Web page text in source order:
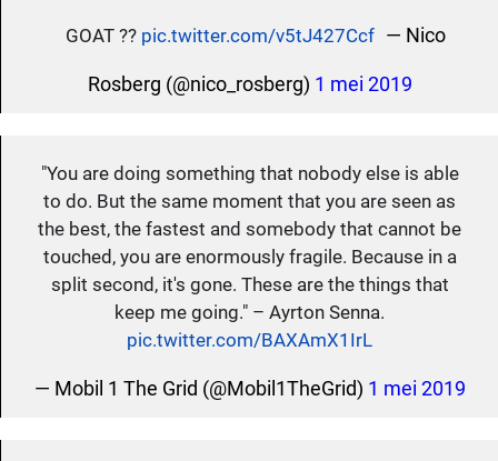
GOAT ?? pic.twitter.com/v5tJ427Ccf — Nico
Rosberg (@nico_rosberg) 1 mei 2019
"You are doing something that nobody else is able
to do. But the same moment that you are seen as
the best, the fastest and somebody that cannot be
touched, you are enormously fragile. Because in a
split second, it's gone. These are the things that
keep me going." – Ayrton Senna.
pic.twitter.com/BAXAmX1IrL
— Mobil 1 The Grid (@Mobil1TheGrid) 1 mei 2019